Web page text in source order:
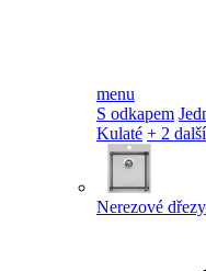
menu
S odkapem
Kulaté + 2 další
Nerezové dřezy